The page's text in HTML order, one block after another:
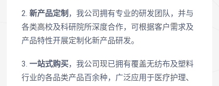
2. 新产品定制 ，我公司拥有专业的研发团队，并与
各类高校及科研院所深度合作，可根据客户需求及
产品特性开展定制化新产品研发。
3. 一站式购买，我公司现已拥有覆盖无纺布及塑料
行业的各品类产品百余种，广泛应用于医疗护理、